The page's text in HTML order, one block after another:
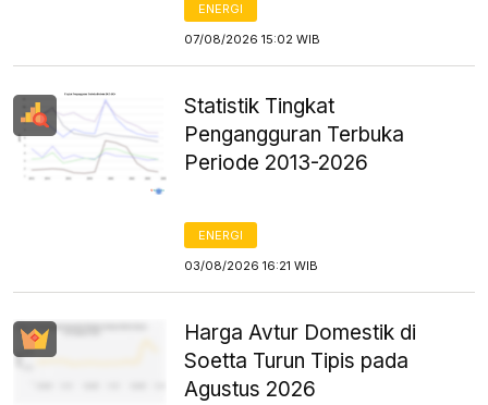
ENERGI
07/08/2026 15:02 WIB
Statistik Tingkat
Pengangguran Terbuka
Periode 2013-2026
ENERGI
03/08/2026 16:21 WIB
Harga Avtur Domestik di
Soetta Turun Tipis pada
Agustus 2026